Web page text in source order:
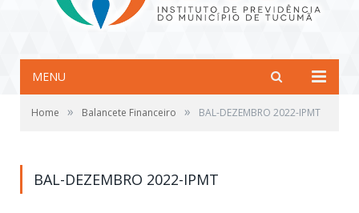
MENU
Home » Balancete Financeiro » BAL-DEZEMBRO 2022-IPMT
BAL-DEZEMBRO 2022-IPMT